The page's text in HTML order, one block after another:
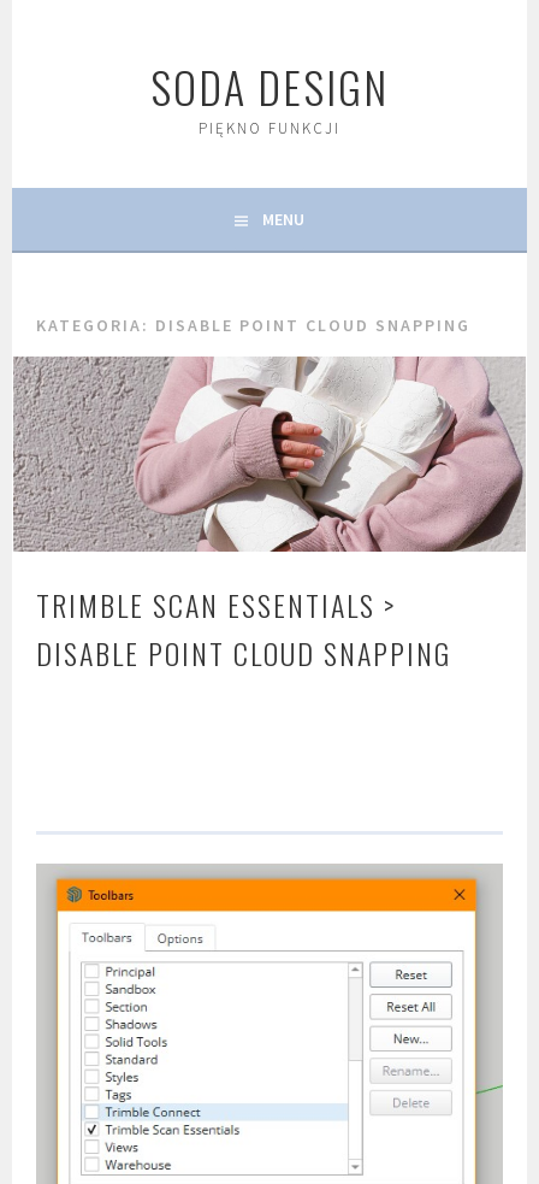
SODA DESIGN
PIĘKNO FUNKCJI
MENU
KATEGORIA: DISABLE POINT CLOUD SNAPPING
TRIMBLE SCAN ESSENTIALS >
DISABLE POINT CLOUD SNAPPING